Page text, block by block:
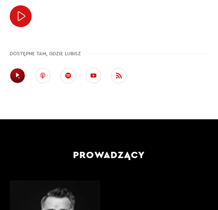
DOSTĘPNE TAM, GDZIE LUBISZ
PROWADZĄCY